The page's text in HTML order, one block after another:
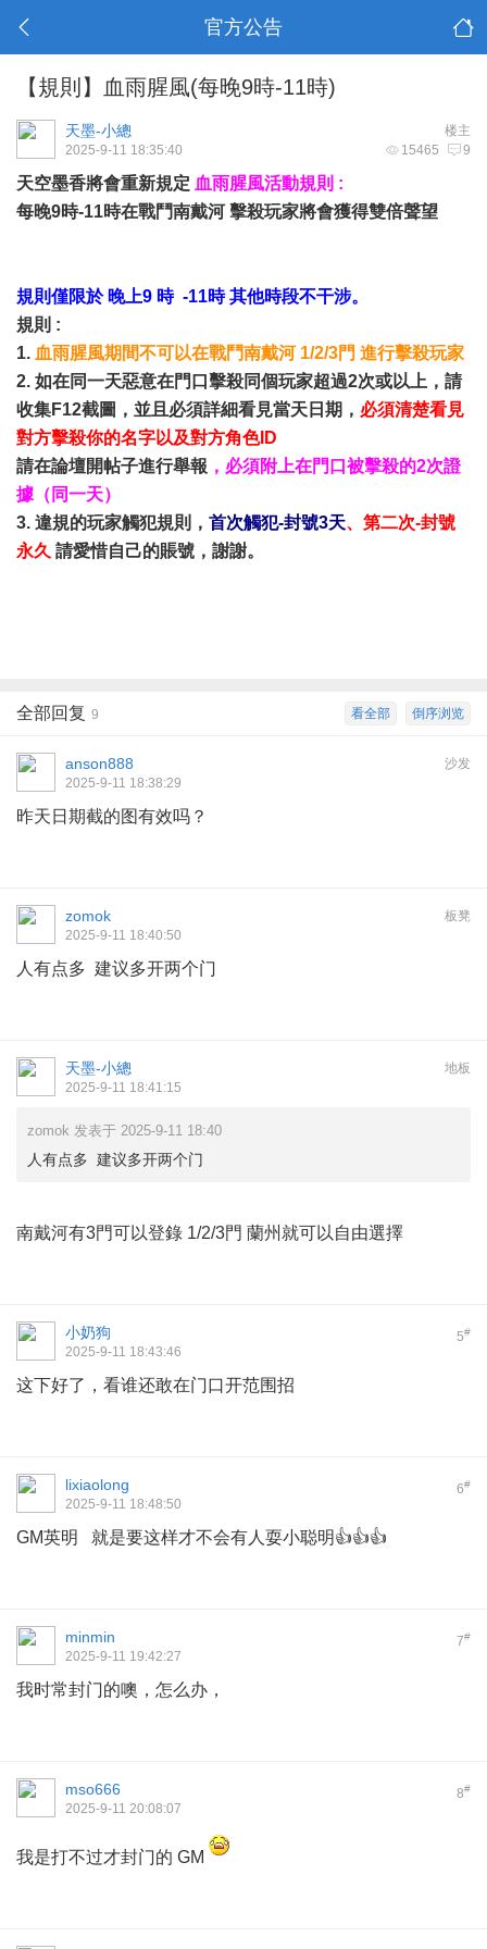
官方公告
【規則】血雨腥風(每晚9時-11時)
楼主
天墨-小總
15465 9
2025-9-11 18:35:40
天空墨香將會重新規定 血雨腥風活動規則 :
每晚9時-11時在戰鬥南戴河 擊殺玩家將會獲得雙倍聲望
規則僅限於 晚上9 時 -11時 其他時段不干涉。
規則 :
1. 血雨腥風期間不可以在戰鬥南戴河 1/2/3門 進行擊殺玩家
2. 如在同一天惡意在門口擊殺同個玩家超過2次或以上，請
收集F12截圖，並且必須詳細看見當天日期， 必須清楚看見
對方擊殺你的名字以及對方角色ID
請在論壇開帖子進行舉報 ，必須附上在門口被擊殺的2次證
據（同一天）
3. 違規的玩家觸犯規則， 首次觸犯-封號3天、第二次-封號
永久 請愛惜自己的賬號，謝謝。
倒序浏览
看全部
全部回复 9
沙发
anson888
2025-9-11 18:38:29
昨天日期截的图有效吗？
板凳
zomok
2025-9-11 18:40:50
人有点多 建议多开两个门
地板
天墨-小總
2025-9-11 18:41:15
zomok 发表于 2025-9-11 18:40
人有点多 建议多开两个门
南戴河有3門可以登錄 1/2/3門 蘭州就可以自由選擇
5#
小奶狗
2025-9-11 18:43:46
这下好了，看谁还敢在门口开范围招
6#
lixiaolong
2025-9-11 18:48:50
GM英明 就是要这样才不会有人耍小聪明👍👍👍
7#
minmin
2025-9-11 19:42:27
我时常封门的噢，怎么办，
8#
mso666
2025-9-11 20:08:07
我是打不过才封门的 GM